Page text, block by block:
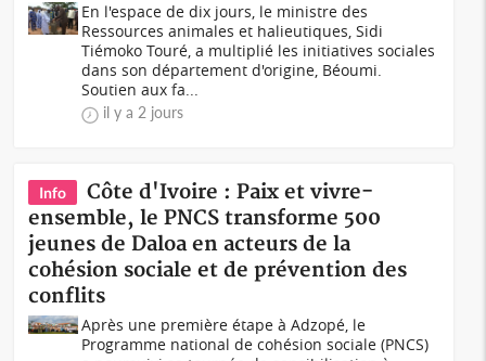
En l'espace de dix jours, le ministre des
Ressources animales et halieutiques, Sidi
Tiémoko Touré, a multiplié les initiatives sociales
dans son département d'origine, Béoumi.
Soutien aux fa...
il y a 2 jours
Info
Côte d'Ivoire : Paix et vivre-
ensemble, le PNCS transforme 500
jeunes de Daloa en acteurs de la
cohésion sociale et de prévention des
conflits
Après une première étape à Adzopé, le
Programme national de cohésion sociale (PNCS)